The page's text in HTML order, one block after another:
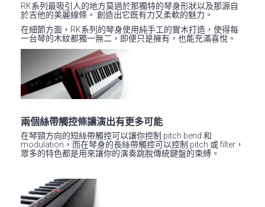
RK系列最吸引人的地方莫過於那獨特的琴身形狀以及那源自
於吉他的美麗線條。 創造出它既有力又柔軟的魅力。
在細節方面，RK系列的琴身使用純手工的實木打造，使得每
一台琴的木紋都獨一無二，即便只是擁有，也能充滿喜悅。
兩個絲帶觸控條讓演出有更多可能
在琴頸方向的短絲帶觸控可以讓你控制 pitch bend 和
modulation，而在琴身的長絲帶觸控可以控制 pitch 或 filter，
眾多的特色都是用來讓你的演奏跳脫傳統鍵盤的束縛。